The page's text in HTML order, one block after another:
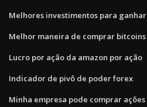
Melhores investimentos para
Melhor maneira de comprar
Lucro por ação da amazon por ação
Indicador de pivô de poder forex
Minha empresa pode comprar ações